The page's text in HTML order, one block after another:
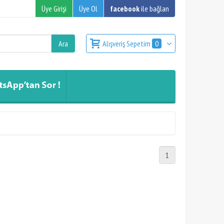
Üye Girişi Üye Ol facebookile bağlan
Alışveriş Sepetim 0
1